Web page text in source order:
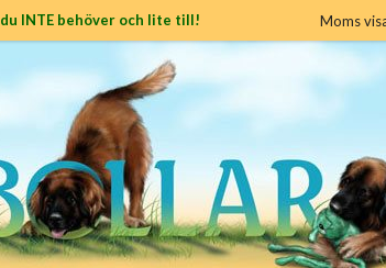
Moms
INTE behöver och lite till!